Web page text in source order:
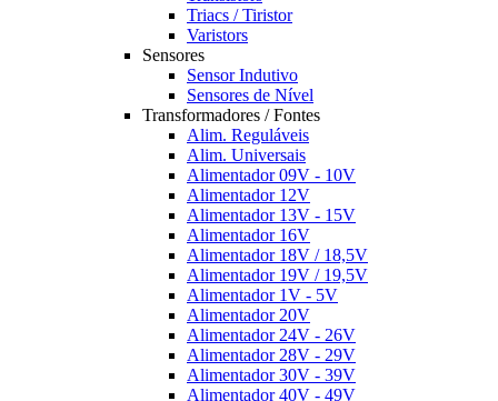
Triacs / Tiristor
Varistors
Sensores
Sensor Indutivo
Sensores de Nível
Transformadores / Fontes
Alim. Reguláveis
Alim. Universais
Alimentador 09V - 10V
Alimentador 12V
Alimentador 13V - 15V
Alimentador 16V
Alimentador 18V / 18,5V
Alimentador 19V / 19,5V
Alimentador 1V - 5V
Alimentador 20V
Alimentador 24V - 26V
Alimentador 28V - 29V
Alimentador 30V - 39V
Alimentador 40V - 49V